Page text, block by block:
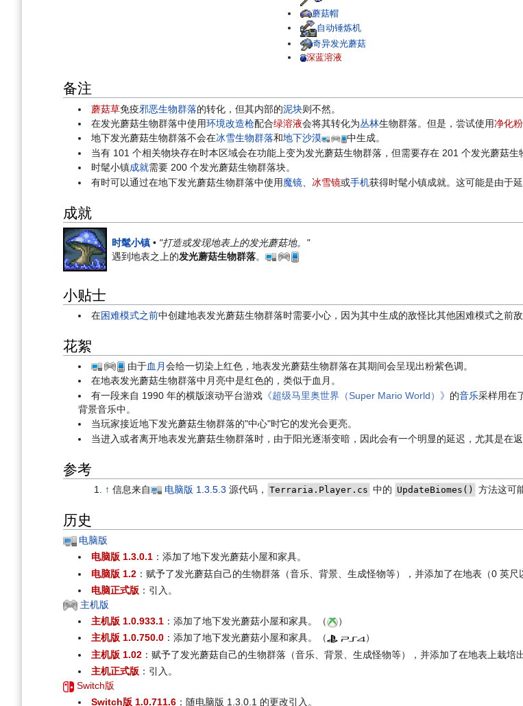
蘑菇帽
自动锤炼机
奇异发光蘑菇
深蓝溶液
备注
蘑菇草免疫邪恶生物群落的转化，但其内部的泥块则不然。
在发光蘑菇生物群落中使用环境改造枪配合绿溶液会将其转化为丛林生物群落。但是，尝试使用净化粉
地下发光蘑菇生物群落不会在冰雪生物群落和地下沙漠
中生成。
当有 101 个相关物块存在时本区域会在功能上变为发光蘑菇生物群落，但需要存在 201 个发光蘑菇生
时髦小镇成就需要 200 个发光蘑菇生物群落块。
有时可以通过在地下发光蘑菇生物群落中使用魔镜 冰雪镜或手机获得时髦小镇成就。这可能是由于延
成就
时髦小镇 • "打造或发现地表上的发光蘑菇地。"
遇到地表之上的发光蘑菇生物群落。
小贴士
在困难模式之前中创建地表发光蘑菇生物群落时需要小心，因为其中生成的敌怪比其他困难模式之前敌
花絮
由于血月会给一切染上红色，地表发光蘑菇生物群落在其期间会呈现出粉紫色调。
在地表发光蘑菇生物群落中月亮中是红色的，类似于血月。
有一段来自 1990 年的横版滚动平台游戏 《超级马里奥世界（Super Mario World）》 的音乐采样用在
背景音乐中。
当玩家接近地下发光蘑菇生物群落的"中心"时它的发光会更亮。
当进入或者离开地表发光蘑菇生物群落时，由于阳光逐渐变暗，因此会有一个明显的延迟，尤其是在返
参考
↑ 信息来自 电脑版 1.3.5.3 源代码， Terraria.Player.cs 中的 UpdateBiomes() 方法这可
历史
电脑版
电脑版 1.3.0.1 ：添加了地下发光蘑菇小屋和家具。
电脑版 1.2 ：赋予了发光蘑菇自己的生物群落（音乐、背景、生成怪物等），并添加了在地表（0 英尺
电脑正式版 ：引入。
主机版
主机版 1.0.933.1 ：添加了地下发光蘑菇小屋和家具。（
）
主机版 1.0.750.0 ：添加了地下发光蘑菇小屋和家具。（
）
主机版 1.02 ：赋予了发光蘑菇自己的生物群落（音乐、背景、生成怪物等），并添加了在地表上栽培
主机正式版 ：引入。
Switch版
Switch版 1.0.711.6 ：随电脑版 1.3.0.1 的更改引入。